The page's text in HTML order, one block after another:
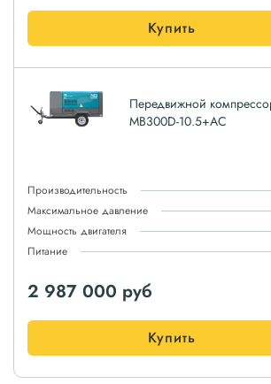
Купить
Передвижной
MB300D-10.5+AC
Производительность
Максимальное давление
Мощность двигателя
Питание
2 987 000 руб
Купить